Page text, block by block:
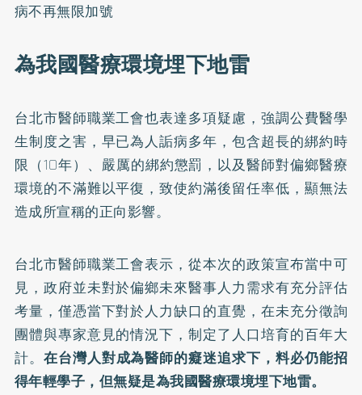
病不再無限加號
為我國醫療環境埋下地雷
台北市醫師職業工會也表達多項疑慮，強調公費醫學
生制度之害，早已為人詬病多年，包含超長的綁約時
限（10年）、嚴厲的綁約懲罰，以及醫師對偏鄉醫療
環境的不滿難以平復，致使約滿後留任率低，顯無法
造成所宣稱的正向影響。
台北市醫師職業工會表示，從本次的政策宣布當中可
見，政府並未對於偏鄉未來醫事人力需求有充分評估
考量，僅憑當下對於人力缺口的直覺，在未充分徵詢
團體與專家意見的情況下，制定了人口培育的百年大
計。 在台灣人對成為醫師的癡迷追求下，料必仍能招
得年輕學子，但無疑是為我國醫療環境埋下地雷。